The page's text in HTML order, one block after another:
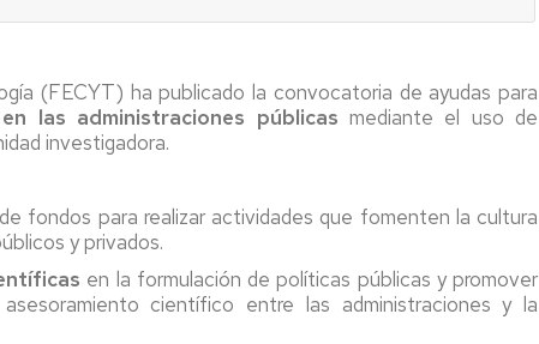
(FECYT) ha publicado la convocatoria de ayudas para
las administraciones públicas mediante el uso de
investigadora.
fondos para realizar actividades que fomenten la cultura
y privados.
en la formulación de políticas públicas y promover
científico entre las administraciones y la